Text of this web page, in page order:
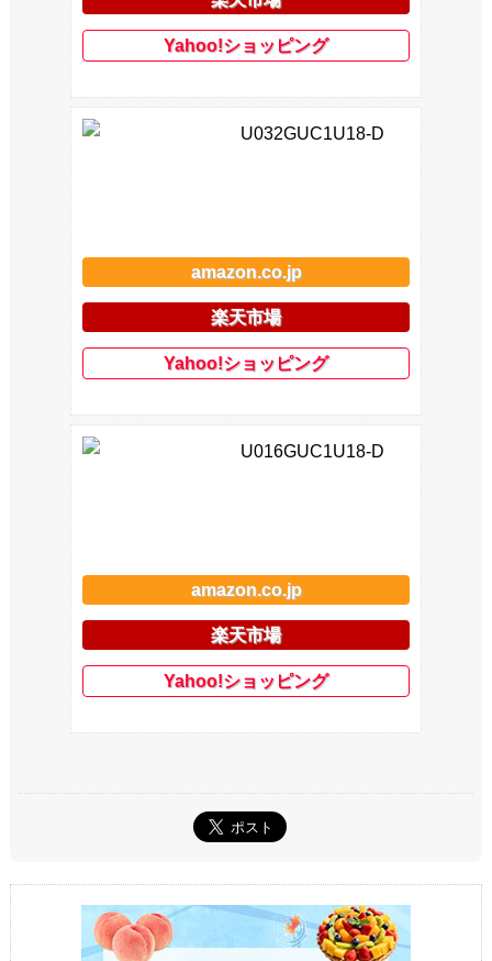
Yahoo!ショッピング
U032GUC1U18-D
amazon.co.jp
楽天市場
Yahoo!ショッピング
U016GUC1U18-D
amazon.co.jp
楽天市場
Yahoo!ショッピング